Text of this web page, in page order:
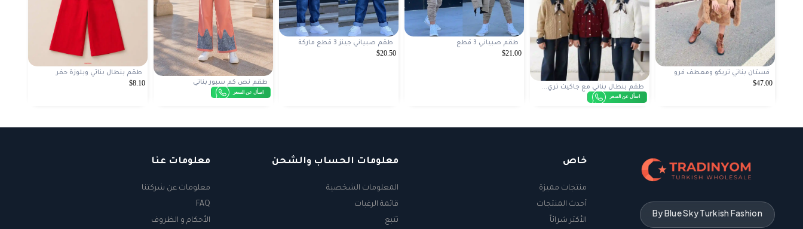
فستان بناتي تريكو ومعطف فرو
$47.00
طقم بنطال بناتي مع جاكيت تري...
اسأل عن السعر
طقم صبياني 3 قطع
$21.00
طقم صبياني جينز 3 قطع ماركة
$20.50
طقم نص كم سبور بناتي
اسأل عن السعر
طقم بنطال بناتي وبلوزة حفر
$8.10
By Blue Sky Turkish Fashion
خاص
منتجات مميزة
أحدث المنتجات
الأكثر شرائاً
معلومات الحساب والشحن
المعلومات الشخصية
قائمة الرغبات
تتبع
معلومات عنا
معلومات عن شركتنا
FAQ
الأحكام و الظروف